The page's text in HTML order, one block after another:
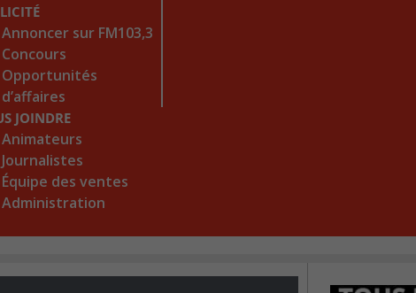
Annoncer sur FM103,3
Concours
Opportunités
d’affaires
JOINDRE
Animateurs
Journalistes
Équipe des ventes
Administration